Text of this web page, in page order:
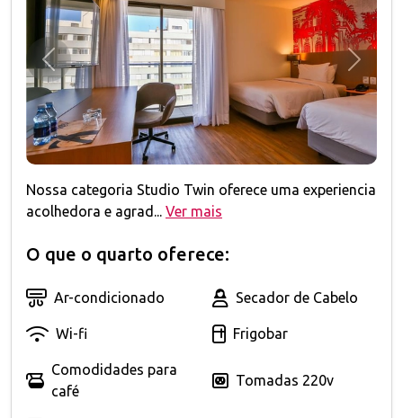
Anterior
Nossa categoria Studio Twin oferece uma experiencia
acolhedora e agrad... Ver mais
O que o quarto oferece:
Ar-condicionado Secador de Cabelo
Wi-fi Frigobar
Comodidades para
café
Tomadas 220v